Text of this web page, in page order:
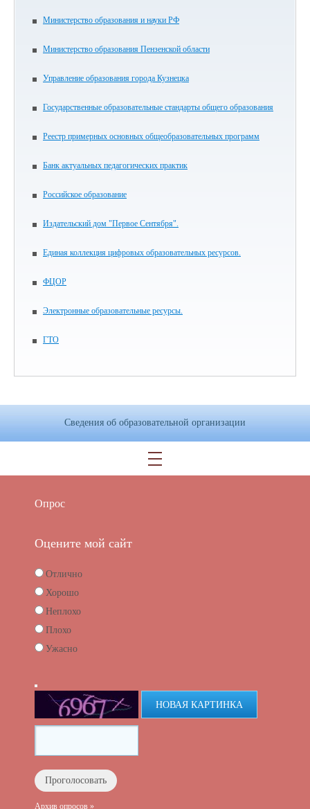
Министерство образования и науки РФ
Министерство образования Пензенской области
Управление образования города Кузнецка
Государственные образовательные стандарты общего образования
Реестр примерных основных общеобразовательных программ
Банк актуальных педагогических практик
Российское образование
Издательский дом "Первое Сентября".
Единая коллекция цифровых образовательных ресурсов.
ФЦОР
Электронные образовательные ресурсы.
ГТО
Сведения об образовательной организации
Опрос
Оцените мой сайт
Отлично
Хорошо
Неплохо
Плохо
Ужасно
НОВАЯ КАРТИНКА
Архив опросов »